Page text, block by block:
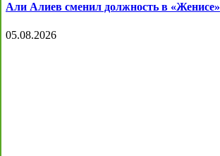
Али Алиев сменил должность в «Женисе»
05.08.2026